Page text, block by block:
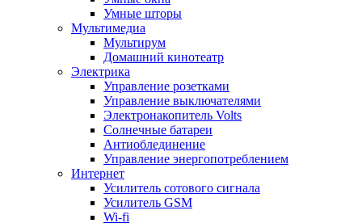
Умные шторы
Мультимедиа
Мультирум
Домашний кинотеатр
Электрика
Управление розетками
Управление выключателями
Электронакопитель Volts
Солнечные батареи
Антиоблединение
Управление энергопотреблением
Интернет
Усилитель сотового сигнала
Усилитель GSM
Wi-fi